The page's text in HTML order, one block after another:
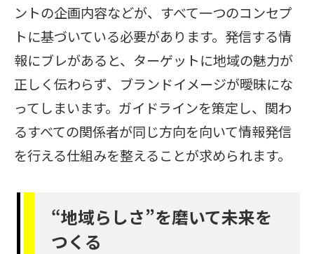
ントの企画内容などが、すべて一つのコンセプ
トに基づいている必要があります。発信する情
報にブレがあると、ターゲットに地域の魅力が
正しく伝わらず、ブランドイメージが曖昧にな
ってしまいます。ガイドラインを策定し、関わ
るすべての関係者が同じ方向を向いて情報発信
を行える仕組みを整えることが求められます。
“地域らしさ”を磨いて未来を
つくる